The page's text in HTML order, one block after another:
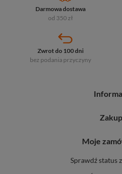
Darmowa dostawa
od 350 zł
Zwrot do 100 dni
bez podania przyczyny
Moje
Sprawdź status